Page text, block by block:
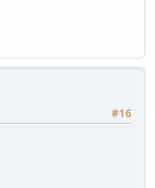
#16